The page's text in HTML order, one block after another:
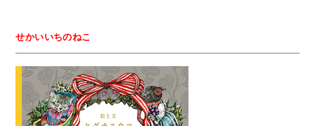
せかいいちのねこ